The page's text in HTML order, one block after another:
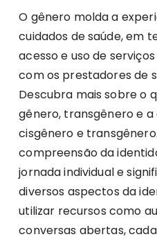
O gênero molda a
cuidados de saúde, em
acesso e uso de
com os prestadores de
Descubra mais sobre o
gênero, transgênero e
cisgênero e
compreensão da
jornada individual e
diversos aspectos da
utilizar recursos como
conversas abertas,